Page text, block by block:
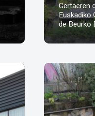
Gertaeren
Euskadiko
de Beurko